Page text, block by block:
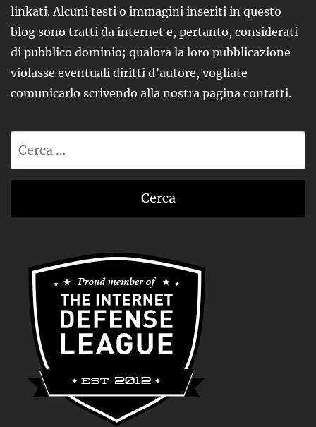
linkati. Alcuni testi o immagini inseriti in questo
blog sono tratti da internet e, pertanto, considerati
di pubblico dominio; qualora la loro pubblicazione
violasse eventuali diritti d’autore, vogliate
comunicarlo scrivendo alla nostra pagina contatti.